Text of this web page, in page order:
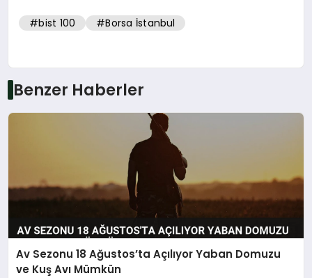
#bist 100 #Borsa İstanbul
Benzer Haberler
Av Sezonu 18 Ağustos’ta Açılıyor Yaban Domuzu
ve Kuş Avı Mümkün